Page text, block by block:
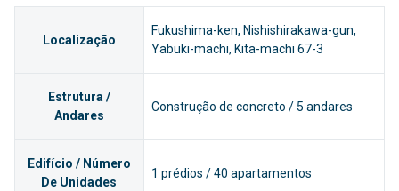
Localização
Fukushima-ken, Nishishirakawa-gun,
Yabuki-machi, Kita-machi 67-3
Estrutura /
Andares
Construção de concreto / 5 andares
Edifício / Número
De Unidades
1 prédios / 40 apartamentos